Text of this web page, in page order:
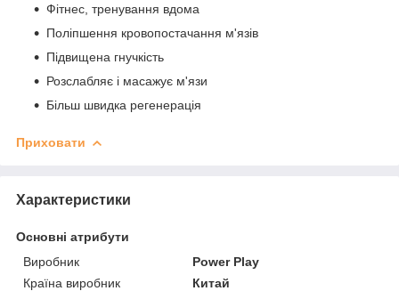
Фітнес, тренування вдома
Поліпшення кровопостачання м'язів
Підвищена гнучкість
Розслабляє і масажує м'язи
Більш швидка регенерація
Приховати
Характеристики
Основні атрибути
Виробник
Power Play
Країна виробник
Китай